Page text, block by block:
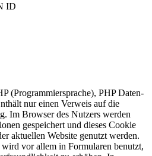
ID
(Programmiersprache), PHP Daten-
nur einen Verweis auf die
Im Browser des Nutzers werden
gespeichert und dieses Cookie
aktuellen Website genutzt werden.
vor allem in Formularen benutzt,